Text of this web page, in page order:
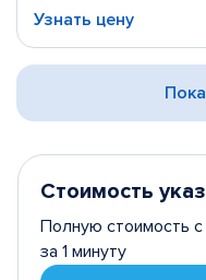
Узнать цену
Стоимость
Полную стоимость
за 1 минуту